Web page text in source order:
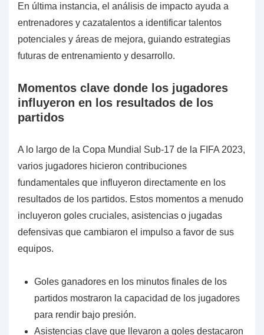
En última instancia, el análisis de impacto ayuda a
entrenadores y cazatalentos a identificar talentos
potenciales y áreas de mejora, guiando estrategias
futuras de entrenamiento y desarrollo.
Momentos clave donde los jugadores
influyeron en los resultados de los
partidos
A lo largo de la Copa Mundial Sub-17 de la FIFA 2023,
varios jugadores hicieron contribuciones
fundamentales que influyeron directamente en los
resultados de los partidos. Estos momentos a menudo
incluyeron goles cruciales, asistencias o jugadas
defensivas que cambiaron el impulso a favor de sus
equipos.
Goles ganadores en los minutos finales de los
partidos mostraron la capacidad de los jugadores
para rendir bajo presión.
Asistencias clave que llevaron a goles destacaron